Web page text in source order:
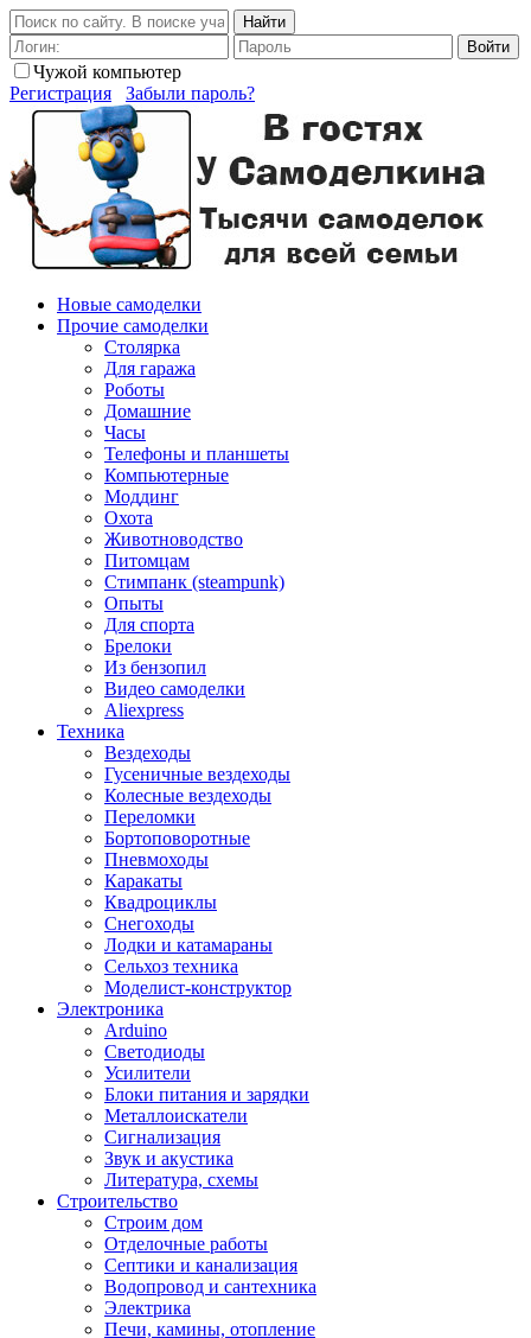
Найти
Войти
Чужой компьютер
Регистрация
Забыли пароль?
Новые самоделки
Прочие самоделки
Столярка
Для гаража
Роботы
Домашние
Часы
Телефоны и планшеты
Компьютерные
Моддинг
Охота
Животноводство
Питомцам
Стимпанк (steampunk)
Опыты
Для спорта
Брелоки
Из бензопил
Видео самоделки
Aliexpress
Техника
Вездеходы
Гусеничные вездеходы
Колесные вездеходы
Переломки
Бортоповоротные
Пневмоходы
Каракаты
Квадроциклы
Снегоходы
Лодки и катамараны
Сельхоз техника
Моделист-конструктор
Электроника
Arduino
Светодиоды
Усилители
Блоки питания и зарядки
Металлоискатели
Сигнализация
Звук и акустика
Литература, схемы
Строительство
Строим дом
Отделочные работы
Септики и канализация
Водопровод и сантехника
Электрика
Печи, камины, отопление